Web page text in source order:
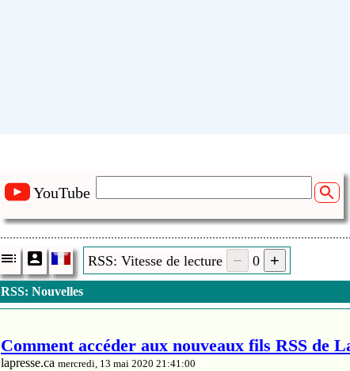
YouTube
RSS: Vitesse de lecture 0
RSS: Nouvelles
Comment accéder aux nouveaux fils RSS de
lapresse.ca mercredi, 13 mai 2020 21:41:00